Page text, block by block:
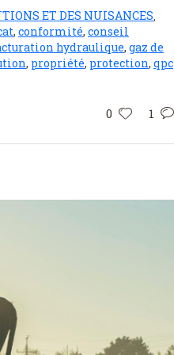
ET DES NUISANCES
, conformité, conseil
hydraulique, gaz de
, propriété, protection, qpc
0 1